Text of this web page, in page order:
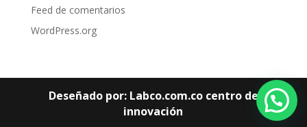
Feed de comentarios
WordPress.org
Deseñado por: Labco.com.co centro de
innovación